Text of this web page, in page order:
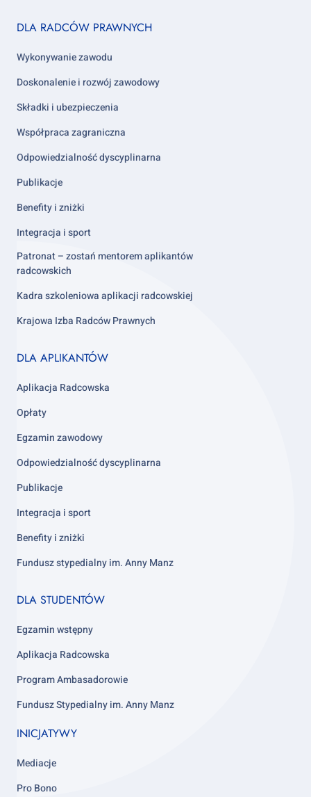
Footer
2
DLA RADCÓW PRAWNYCH
Wykonywanie zawodu
Doskonalenie i rozwój zawodowy
Składki i ubezpieczenia
Współpraca zagraniczna
Odpowiedzialność dyscyplinarna
Publikacje
Benefity i zniżki
Integracja i sport
Patronat – zostań mentorem aplikantów
radcowskich
Kadra szkoleniowa aplikacji radcowskiej
Krajowa Izba Radców Prawnych
Footer
3
DLA APLIKANTÓW
Aplikacja Radcowska
Opłaty
Egzamin zawodowy
Odpowiedzialność dyscyplinarna
Publikacje
Integracja i sport
Benefity i zniżki
Fundusz stypedialny im. Anny Manz
Footer
4
DLA STUDENTÓW
Egzamin wstępny
Aplikacja Radcowska
Program Ambasadorowie
Fundusz Stypedialny im. Anny Manz
INICJATYWY
Mediacje
Pro Bono